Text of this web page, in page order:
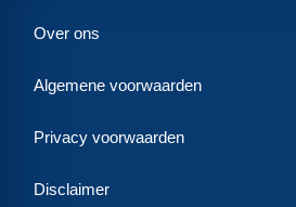
Over ons
Algemene voorwaarden
Privacy voorwaarden
Disclaimer